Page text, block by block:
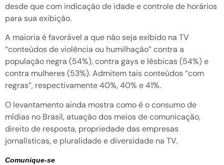
desde que com indicação de idade e controle de horários
para sua exibição.
A maioria é favorável a que não seja exibido na TV
“conteúdos de violência ou humilhação” contra a
população negra (54%), contra gays e lésbicas (54%) e
contra mulheres (53%). Admitem tais conteúdos “com
regras”, respectivamente 40%, 40% e 41%.
O levantamento ainda mostra como é o consumo de
mídias no Brasil, atuação dos meios de comunicação,
direito de resposta, propriedade das empresas
jornalísticas, e pluralidade e diversidade na TV.
Comunique-se